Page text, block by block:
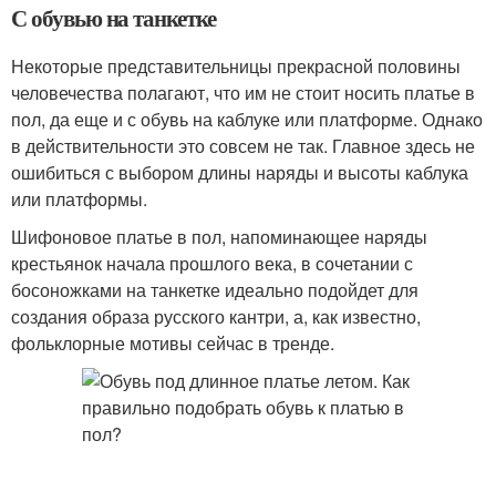
С обувью на танкетке
Некоторые представительницы прекрасной половины
человечества полагают, что им не стоит носить платье в
пол, да еще и с обувь на каблуке или платформе. Однако
в действительности это совсем не так. Главное здесь не
ошибиться с выбором длины наряды и высоты каблука
или платформы.
Шифоновое платье в пол, напоминающее наряды
крестьянок начала прошлого века, в сочетании с
босоножками на танкетке идеально подойдет для
создания образа русского кантри, а, как известно,
фольклорные мотивы сейчас в тренде.